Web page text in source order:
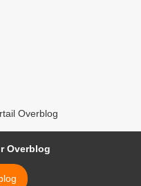
Overblog
Overblog